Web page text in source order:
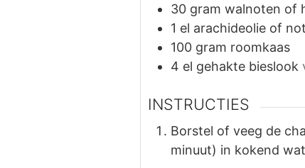
30 gram walnoten of
1 el arachideolie of
100 gram roomkaas
4 el gehakte bieslook
INSTRUCTIES
Borstel of veeg de
minuut) in kokend